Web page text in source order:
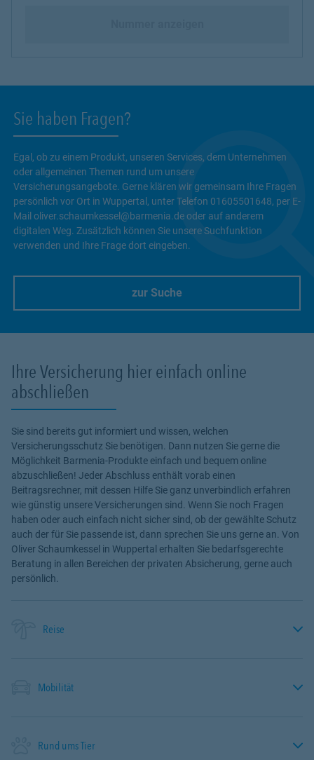
Sie haben Fragen?
Egal, ob zu einem Produkt, unseren Services, dem Unternehmen
oder allgemeinen Themen rund um unsere
Versicherungsangebote. Gerne klären wir gemeinsam Ihre Fragen
persönlich vor Ort in Wuppertal, unter Telefon 01605501648, per E-
Mail oliver.schaumkessel@barmenia.de oder auf anderem
digitalen Weg. Zusätzlich können Sie unsere Suchfunktion
verwenden und Ihre Frage dort eingeben.
zur Suche
Ihre Versicherung hier einfach online
abschließen
Sie sind bereits gut informiert und wissen, welchen
Versicherungsschutz Sie benötigen. Dann nutzen Sie gerne die
Möglichkeit Barmenia-Produkte einfach und bequem online
abzuschließen! Jeder Abschluss enthält vorab einen
Beitragsrechner, mit dessen Hilfe Sie ganz unverbindlich erfahren
wie günstig unsere Versicherungen sind. Wenn Sie noch Fragen
haben oder auch einfach nicht sicher sind, ob der gewählte Schutz
auch der für Sie passende ist, dann sprechen Sie uns gerne an. Von
Oliver Schaumkessel in Wuppertal erhalten Sie bedarfsgerechte
Beratung in allen Bereichen der privaten Absicherung, gerne auch
persönlich.
Reise
Mobilität
Rund ums Tier